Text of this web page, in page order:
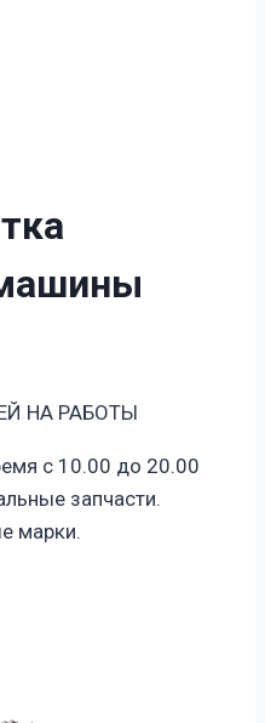
НА РАБОТЫ
с 10.00 до 20.00
запчасти.
марки.